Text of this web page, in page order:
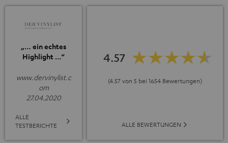
„… ein echtes
Highlight …“
www.dervinylist.c
om
27.04.2020
ALLE
TESTBERICHTE
4.57
(4.57 von 5 bei 1654 Bewertungen)
ALLE BEWERTUNGEN